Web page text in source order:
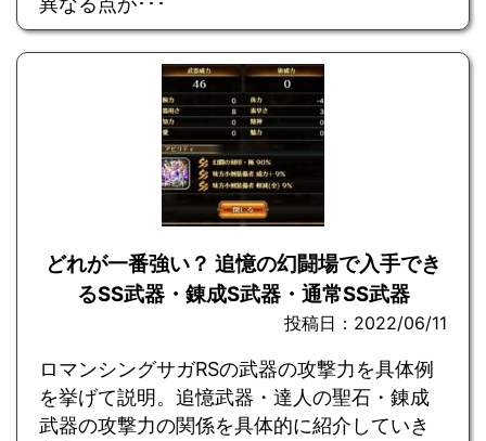
どれが一番強い？ 追憶の幻闘場で入手でき
るSS武器・錬成S武器・通常SS武器
投稿日：2022/06/11
ロマンシングサガRSの武器の攻撃力を具体例
を挙げて説明。追憶武器・達人の聖石・錬成
武器の攻撃力の関係を具体的に紹介していき